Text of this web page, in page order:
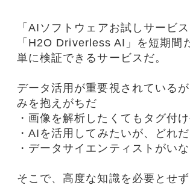
「AIソフトウェアお試しサービ
「H2O Driverless AI」を短期
単に検証できるサービスだ。
データ活用が重要視されている
みを抱えがちだ
・画像を解析したくてもタグ付
・AIを活用してみたいが、どれ
・データサイエンティストがい
そこで、高度な知識を必要とせ